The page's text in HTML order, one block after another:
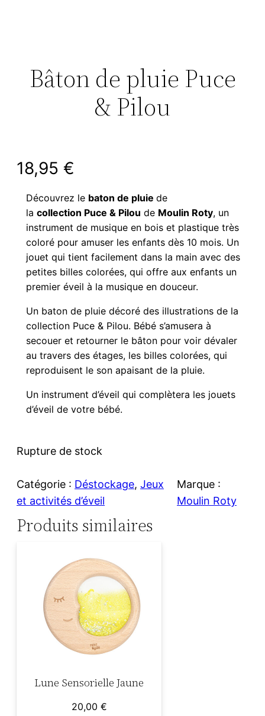
Bâton de pluie Puce
& Pilou
18,95 €
Découvrez le baton de pluie de
la collection Puce & Pilou de Moulin Roty, un
instrument de musique en bois et plastique très
coloré pour amuser les enfants dès 10 mois. Un
jouet qui tient facilement dans la main avec des
petites billes colorées, qui offre aux enfants un
premier éveil à la musique en douceur.
Un baton de pluie décoré des illustrations de la
collection Puce & Pilou. Bébé s’amusera à
secouer et retourner le bâton pour voir dévaler
au travers des étages, les billes colorées, qui
reproduisent le son apaisant de la pluie.
Un instrument d’éveil qui complètera les jouets
d’éveil de votre bébé.
Rupture de stock
Catégorie : Déstockage, Jeux
et activités d’éveil
Marque :
Moulin Roty
Produits similaires
Lune Sensorielle Jaune
20,00 €